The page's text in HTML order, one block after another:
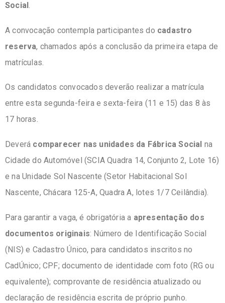
Social.
A convocação contempla participantes do cadastro
reserva, chamados após a conclusão da primeira etapa de
matrículas.
Os candidatos convocados deverão realizar a matrícula
entre esta segunda-feira e sexta-feira (11 e 15) das 8 às
17 horas.
Deverá comparecer nas unidades da Fábrica Social na
Cidade do Automóvel (SCIA Quadra 14, Conjunto 2, Lote 16)
e na Unidade Sol Nascente (Setor Habitacional Sol
Nascente, Chácara 125-A, Quadra A, lotes 1/7 Ceilândia).
Para garantir a vaga, é obrigatória a apresentação dos
documentos originais: Número de Identificação Social
(NIS) e Cadastro Único, para candidatos inscritos no
CadÚnico; CPF; documento de identidade com foto (RG ou
equivalente); comprovante de residência atualizado ou
declaração de residência escrita de próprio punho.